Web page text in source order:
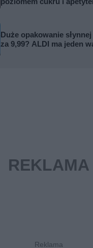
Duże opakowanie
za 9,99? ALDI ma jeden